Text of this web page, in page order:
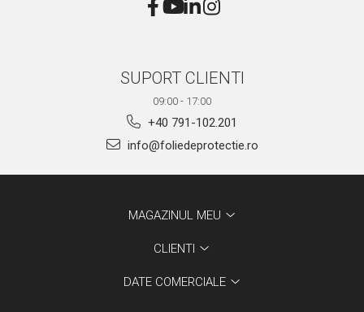
SUPORT CLIENTI
09:00 - 17:00
+40 791-102.201
info@foliedeprotectie.ro
MAGAZINUL MEU
CLIENTI
DATE COMERCIALE